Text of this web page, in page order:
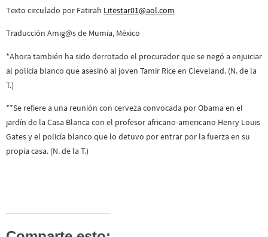
Texto circulado por Fatirah Litestar01@aol.com
Traducción Amig@s de Mumia, México
*Ahora también ha sido derrotado el procurador que se negó a enjuiciar
al policía blanco que asesinó al joven Tamir Rice en Cleveland. (N. de la
T.)
**Se refiere a una reunión con cerveza convocada por Obama en el
jardín de la Casa Blanca con el profesor africano-americano Henry Louis
Gates y el policía blanco que lo detuvo por entrar por la fuerza en su
propia casa. (N. de la T.)